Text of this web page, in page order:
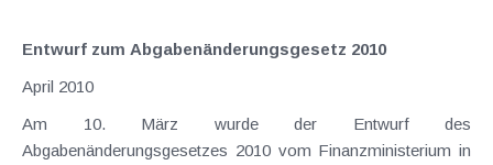
Entwurf zum Abgabenänderungsgesetz 2010
April 2010
Am 10. März wurde der Entwurf des
Abgabenänderungsgesetzes 2010 vom Finanzministerium in